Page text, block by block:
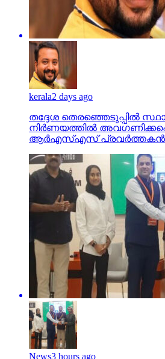
kerala2 days ago
തദ്ദേശ തെരഞ്ഞെടുപ്പില്‍
നിര്‍ണയത്തില്‍
ആര്‍എസ്എസ്
News3 hours ago